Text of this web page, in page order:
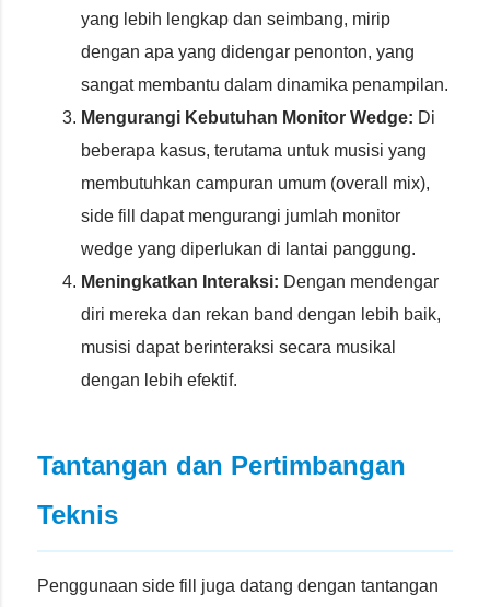
yang lebih lengkap dan seimbang, mirip
dengan apa yang didengar penonton, yang
sangat membantu dalam dinamika penampilan.
Mengurangi Kebutuhan Monitor Wedge: Di
beberapa kasus, terutama untuk musisi yang
membutuhkan campuran umum (overall mix),
side fill dapat mengurangi jumlah monitor
wedge yang diperlukan di lantai panggung.
Meningkatkan Interaksi: Dengan mendengar
diri mereka dan rekan band dengan lebih baik,
musisi dapat berinteraksi secara musikal
dengan lebih efektif.
Tantangan dan Pertimbangan
Teknis
Penggunaan side fill juga datang dengan tantangan